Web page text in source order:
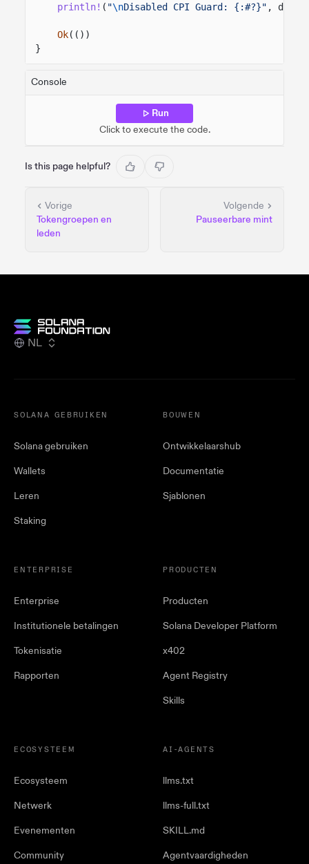
println! ( "\nDisabled CPI Guard: {:#?}" ,
Ok(())
}
Console
Run
Click to execute the code.
Is this page helpful?
Vorige
Tokengroepen en
leden
Volgende
Pauseerbare mint
NL
SOLANA GEBRUIKEN
Solana gebruiken
Wallets
Leren
Staking
BOUWEN
Ontwikkelaarshub
Documentatie
Sjablonen
ENTERPRISE
Enterprise
Institutionele betalingen
Tokenisatie
Rapporten
PRODUCTEN
Producten
Solana Developer Platform
x402
Agent Registry
Skills
ECOSYSTEEM
Ecosysteem
Netwerk
Evenementen
Community
AI-AGENTS
llms.txt
llms-full.txt
SKILL.md
Agentvaardigheden